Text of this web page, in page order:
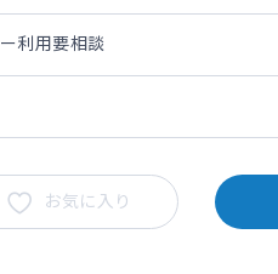
利用要相談
お気に入り